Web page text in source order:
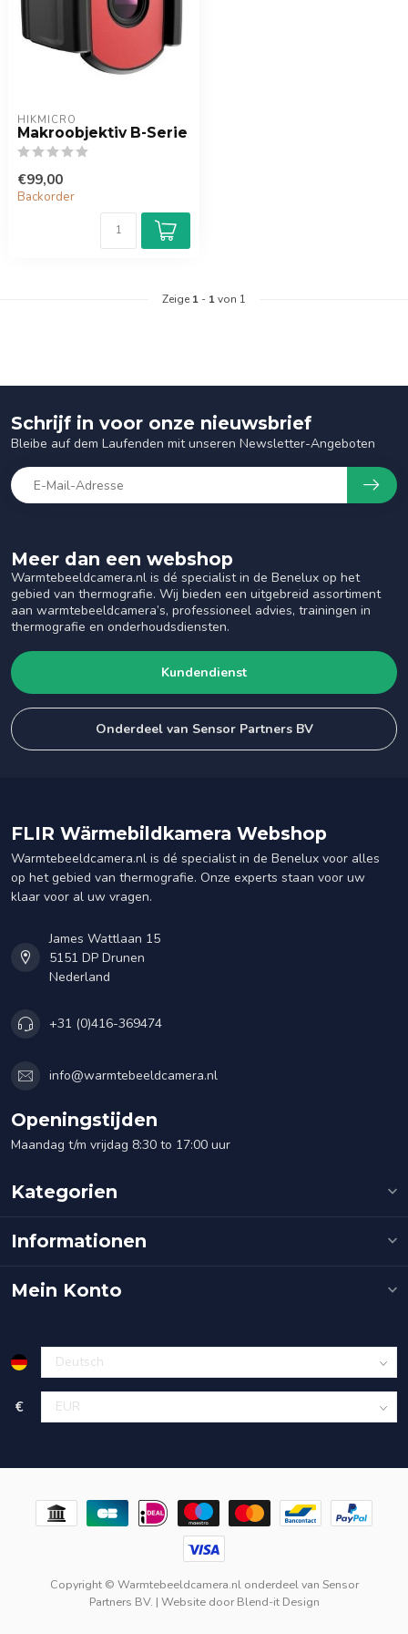
HIKMICRO
Makroobjektiv B-Serie
€99,00
Backorder
Zeige 1 - 1von 1
Meer dan een webshop
Warmtebeeldcamera.nl is dé specialist in de Benelux op het
gebied van thermografie. Wij bieden een uitgebreid assortiment
aan warmtebeeldcamera’s, professioneel advies, trainingen in
thermografie en onderhoudsdiensten.
Kundendienst
Onderdeel van Sensor Partners BV
Schrijf in voor onze nieuwsbrief
Bleibe auf dem Laufenden mit unseren Newsletter-Angeboten
FLIR Wärmebildkamera Webshop
Warmtebeeldcamera.nl is dé specialist in de Benelux voor alles
op het gebied van thermografie. Onze experts staan voor uw
klaar voor al uw vragen.
James Wattlaan 15
5151 DP Drunen
Nederland
+31 (0)416-369474
info@warmtebeeldcamera.nl
Openingstijden
Maandag t/m vrijdag 8:30 to 17:00 uur
Kategorien
Informationen
Mein Konto
€
Copyright © Warmtebeeldcamera.nl onderdeel van Sensor
Partners BV. | Website doorBlend-it Design